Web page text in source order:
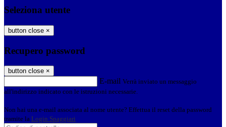
Seleziona utente
button close ×
Recupero password
button close ×
E-mail Verrà inviato un messaggio
all'indirizzo indicato con le istruzioni necessarie.
Non hai una e-mail associata al nome utente? Effettua il reset della password
tramite la Login Spaggiari